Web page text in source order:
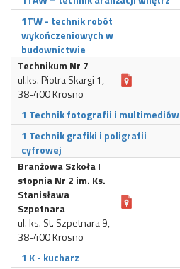
1TW - technik robót
wykończeniowych w
budownictwie
Technikum Nr 7
ul.ks. Piotra Skargi 1,
38-400 Krosno
1 Technik fotografii i multimediów
1 Technik grafiki i poligrafii
cyfrowej
Branżowa Szkoła I
stopnia Nr 2 im. Ks.
Stanisława
Szpetnara
ul. ks. St. Szpetnara 9,
38-400 Krosno
1 K - kucharz